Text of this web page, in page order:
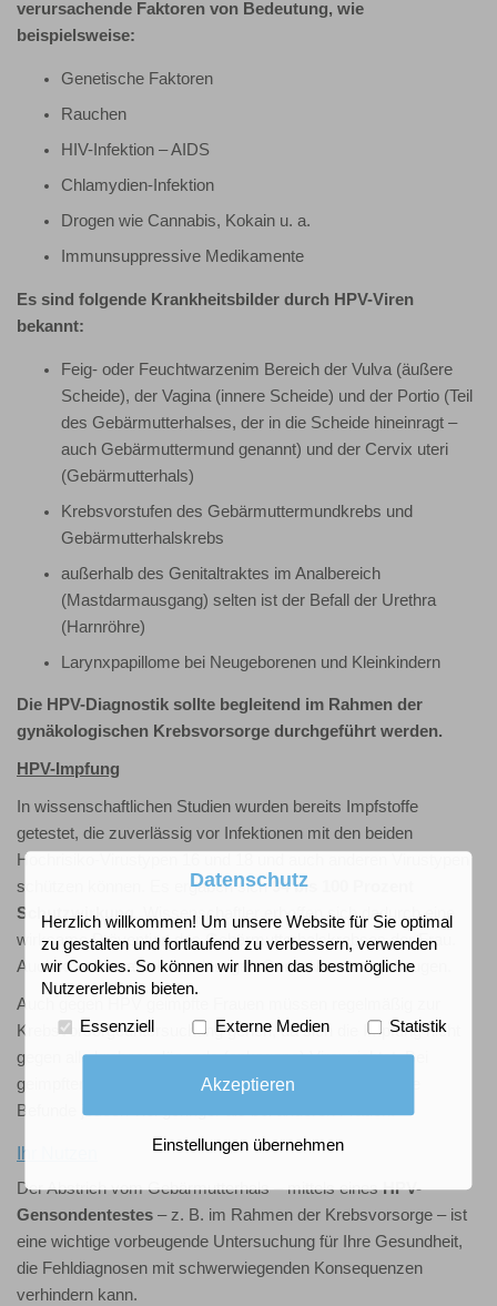
verursachende Faktoren von Bedeutung, wie
beispielsweise:
Genetische Faktoren
Rauchen
HIV-Infektion – AIDS
Chlamydien-Infektion
Drogen wie Cannabis, Kokain u. a.
Immunsuppressive Medikamente
Es sind folgende Krankheitsbilder durch HPV-Viren
bekannt:
Feig- oder Feuchtwarzenim Bereich der Vulva (äußere
Scheide), der Vagina (innere Scheide) und der Portio (Teil
des Gebärmutterhalses, der in die Scheide hineinragt –
auch Gebärmuttermund genannt) und der Cervix uteri
(Gebärmutterhals)
Krebsvorstufen des Gebärmuttermundkrebs und
Gebärmutterhalskrebs
außerhalb des Genitaltraktes im Analbereich
(Mastdarmausgang) selten ist der Befall der Urethra
(Harnröhre)
Larynxpapillome bei Neugeborenen und Kleinkindern
Die HPV-Diagnostik sollte begleitend im Rahmen der
gynäkologischen Krebsvorsorge durchgeführt werden.
HPV-Impfung
In wissenschaftlichen Studien wurden bereits Impfstoffe
getestet, die zuverlässig vor Infektionen mit den beiden
Hochrisiko-Virustypen 16 und 18 und auch anderen Virustypen
schützen können. Es ergaben sich94 bis 100 Prozent
Schutzwirkung
. Wissenschaftler erhoffen sich dadurch eine
wirksame Prävention des Gebärmutterhalskrebses der Frau.
Auch könnte man so den lästigen Genitalwarzen vorbeugen.
Auch gegen HPV geimpfte Frauen müssen regelmäßig zur
Krebsvorsorgeuntersuchung gehen, da sich die Impfung nicht
gegen alle krebsauslösende (onkogene) Viren richtet. Bei
geimpften Frauen ist die Wahrscheinlichkeit für auffällige
Befunde jedoch viel geringer als bei anderen Frauen.
Ihr Nutzen
Der Abstrich vom Gebärmutterhals – mittels einesHPV-
Gensondentestes – z. B. im Rahmen der Krebsvorsorge – ist
eine wichtige vorbeugende Untersuchung für Ihre Gesundheit,
die Fehldiagnosen mit schwerwiegenden Konsequenzen
verhindern kann.
Datenschutz
Herzlich willkommen! Um unsere Website für Sie optimal
zu gestalten und fortlaufend zu verbessern, verwenden
wir Cookies. So können wir Ihnen das bestmögliche
Nutzererlebnis bieten.
Essenziell Externe Medien Statistik
Akzeptieren
Einstellungen übernehmen